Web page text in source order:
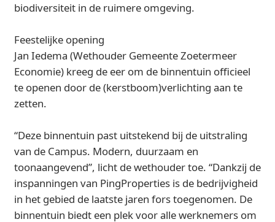
biodiversiteit in de ruimere omgeving.
Feestelijke opening
Jan Iedema (Wethouder Gemeente Zoetermeer
Economie) kreeg de eer om de binnentuin officieel
te openen door de (kerstboom)verlichting aan te
zetten.
“Deze binnentuin past uitstekend bij de uitstraling
van de Campus. Modern, duurzaam en
toonaangevend”, licht de wethouder toe. “Dankzij de
inspanningen van PingProperties is de bedrijvigheid
in het gebied de laatste jaren fors toegenomen. De
binnentuin biedt een plek voor alle werknemers om